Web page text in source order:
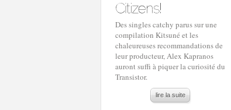
Des singles catchy parus sur une
compilation Kitsuné et les
chaleureuses recommandations de
leur producteur, Alex Kapranos
auront suffi à piquer la curiosité du
Transistor.
lire la suite